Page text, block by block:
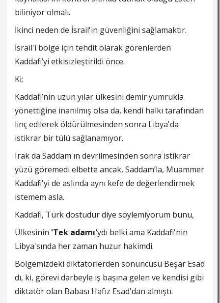
biliniyor olmalı.
İkinci neden de İsrail'in güvenliğini sağlamaktır.
İsrail'i bölge için tehdit olarak görenlerden
Kaddafi’yi etkisizleştirildi önce.
Ki;
Kaddafi’nin uzun yılar ülkesini demir yumrukla
yönettiğine inanılmış olsa da, kendi halkı tarafından
linç edilerek öldürülmesinden sonra Libya'da
istikrar bir tülü sağlanamıyor.
Irak da Saddam'ın devrilmesinden sonra istikrar
yüzü göremedi elbette ancak, Saddam’la, Muammer
Kaddafi'yi de aslında aynı kefe de değerlendirmek
istemem asla.
Kaddafi, Türk dostudur diye söylemiyorum bunu,
Ülkesinin 'Tek adamı'ydı belki ama Kaddafi'nin
Libya'sında her zaman huzur hakimdi.
Bölgemizdeki diktatörlerden sonuncusu Beşar Esad
dı, ki, görevi darbeyle iş başına gelen ve kendisi gibi
diktatör olan Babası Hafız Esad'dan almıştı.